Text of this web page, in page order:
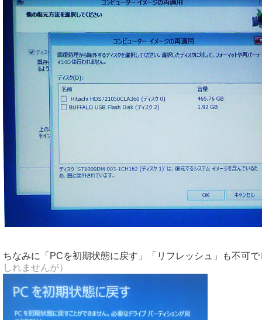
ちなみに「PCを初期状態に戻す」「リフレッシュ」も不可で
しれませんが）